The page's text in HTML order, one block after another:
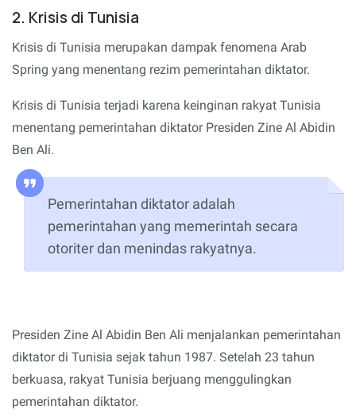
2. Krisis di Tunisia
Krisis di Tunisia merupakan dampak fenomena Arab
Spring yang menentang rezim pemerintahan diktator.
Krisis di Tunisia terjadi karena keinginan rakyat Tunisia
menentang pemerintahan diktator Presiden Zine Al Abidin
Ben Ali.
Pemerintahan diktator adalah
pemerintahan yang memerintah secara
otoriter dan menindas rakyatnya.
Presiden Zine Al Abidin Ben Ali menjalankan pemerintahan
diktator di Tunisia sejak tahun 1987. Setelah 23 tahun
berkuasa, rakyat Tunisia berjuang menggulingkan
pemerintahan diktator.